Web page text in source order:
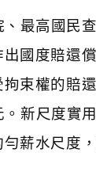
最高國民
國度賠還
束權的賠
。新尺度實
勻薪水尺度